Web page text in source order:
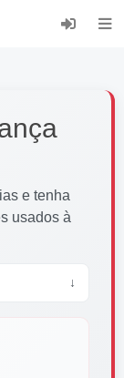
adicione-a
e tenha
usados ​​à
↓